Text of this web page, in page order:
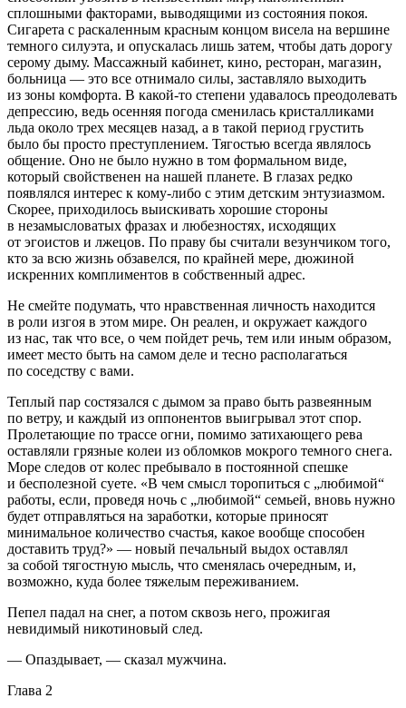
сплошными факторами, выводящими из состояния покоя.
Сигарета с раскаленным красным концом висела на вершине
темного силуэта, и опускалась лишь затем, чтобы дать дорогу
серому дыму. Массажный кабинет, кино, ресторан, магазин,
больница — это все отнимало силы, заставляло выходить
из зоны комфорта. В какой-то степени удавалось преодолевать
депрессию, ведь осенняя погода сменилась кристалликами
льда около трех месяцев назад, а в такой период грустить
было бы просто преступлением. Тягостью всегда являлось
общение. Оно не было нужно в том формальном виде,
который свойственен на нашей планете. В глазах редко
появлялся интерес к кому-либо с этим детским энтузиазмом.
Скорее, приходилось выискивать хорошие стороны
в незамысловатых фразах и любезностях, исходящих
от эгоистов и лжецов. По праву бы считали везунчиком того,
кто за всю жизнь обзавелся, по крайней мере, дюжиной
искренних комплиментов в собственный адрес.
Не смейте подумать, что нравственная личность находится
в роли изгоя в этом мире. Он реален, и окружает каждого
из нас, так что все, о чем пойдет речь, тем или иным образом,
имеет место быть на самом деле и тесно располагаться
по соседству с вами.
Теплый пар состязался с дымом за право быть развеянным
по ветру, и каждый из оппонентов выигрывал этот спор.
Пролетающие по трассе огни, помимо затихающего рева
оставляли грязные колеи из обломков мокрого темного снега.
Море следов от колес пребывало в постоянной спешке
и бесполезной суете. «В чем смысл торопиться с „любимой“
работы, если, проведя ночь с „любимой“ семьей, вновь нужно
будет отправляться на заработки, которые приносят
минимальное количество счастья, какое вообще способен
доставить труд?» — новый печальный выдох оставлял
за собой тягостную мысль, что сменялась очередным, и,
возможно, куда более тяжелым переживанием.
Пепел падал на снег, а потом сквозь него, прожигая
невидимый никотиновый след.
— Опаздывает, — сказал мужчина.
Глава 2